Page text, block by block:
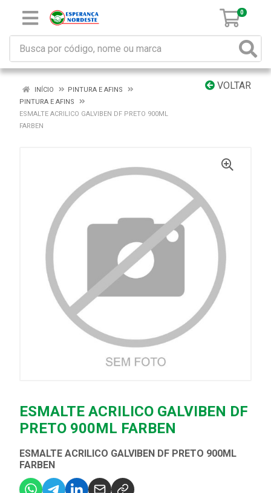
0
VOLTAR
INÍCIO
PINTURA E AFINS
PINTURA E AFINS
ESMALTE ACRILICO GALVIBEN DF PRETO 900ML
FARBEN
ESMALTE ACRILICO GALVIBEN DF
PRETO 900ML FARBEN
ESMALTE ACRILICO GALVIBEN DF PRETO 900ML
FARBEN